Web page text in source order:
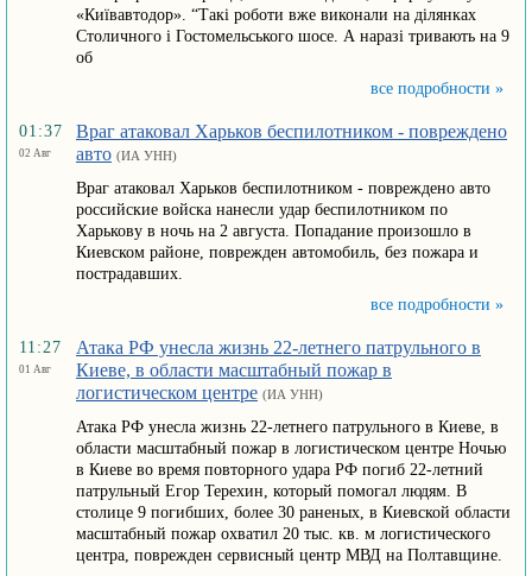
«Київавтодор». “Такі роботи вже виконали на ділянках
Столичного і Гостомельського шосе. А наразі тривають на 9
об
все подробности »
01:37
02 Авг
Враг атаковал Харьков беспилотником - повреждено
авто (ИА УНН)
Враг атаковал Харьков беспилотником - повреждено авто
российские войска нанесли удар беспилотником по
Харькову в ночь на 2 августа. Попадание произошло в
Киевском районе, поврежден автомобиль, без пожара и
пострадавших.
все подробности »
11:27
01 Авг
Атака РФ унесла жизнь 22-летнего патрульного в
Киеве, в области масштабный пожар в
логистическом центре (ИА УНН)
Атака РФ унесла жизнь 22-летнего патрульного в Киеве, в
области масштабный пожар в логистическом центре Ночью
в Киеве во время повторного удара РФ погиб 22-летний
патрульный Егор Терехин, который помогал людям. В
столице 9 погибших, более 30 раненых, в Киевской области
масштабный пожар охватил 20 тыс. кв. м логистического
центра, поврежден сервисный центр МВД на Полтавщине.